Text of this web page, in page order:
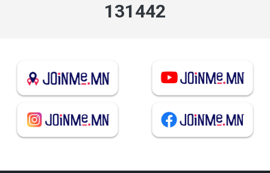
140831